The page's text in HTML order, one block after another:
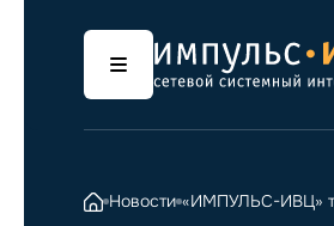
Новости «ИМПУЛЬС-ИВЦ»